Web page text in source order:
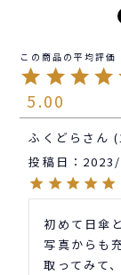
5.00
ふくどら
投稿日
初めて日傘
写真からも
取ってみて